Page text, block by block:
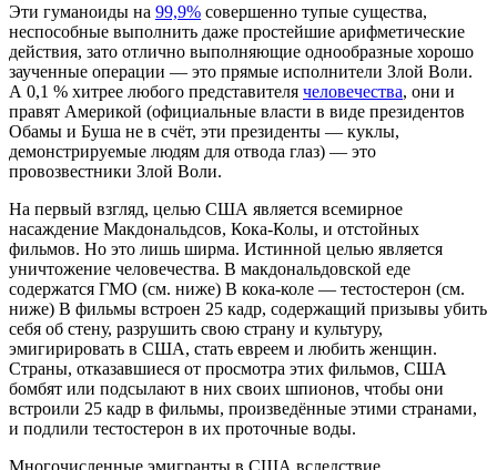
Эти гуманоиды на 99,9% совершенно тупые существа,
неспособные выполнить даже простейшие арифметические
действия, зато отлично выполняющие однообразные хорошо
заученные операции — это прямые исполнители Злой Воли.
А 0,1 % хитрее любого представителя человечества, они и
правят Америкой (официальные власти в виде президентов
Обамы и Буша не в счёт, эти президенты — куклы,
демонстрируемые людям для отвода глаз) — это
провозвестники Злой Воли.
На первый взгляд, целью США является всемирное
насаждение Макдональдсов, Кока-Колы, и отстойных
фильмов. Но это лишь ширма. Истинной целью является
уничтожение человечества. В макдональдовской еде
содержатся ГМО (см. ниже) В кока-коле — тестостерон (см.
ниже) В фильмы встроен 25 кадр, содержащий призывы убить
себя об стену, разрушить свою страну и культуру,
эмигирировать в США, стать евреем и любить женщин.
Страны, отказавшиеся от просмотра этих фильмов, США
бомбят или подсылают в них своих шпионов, чтобы они
встроили 25 кадр в фильмы, произведённые этими странами,
и подлили тестостерон в их проточные воды.
Многочисленные эмигранты в США вследствие